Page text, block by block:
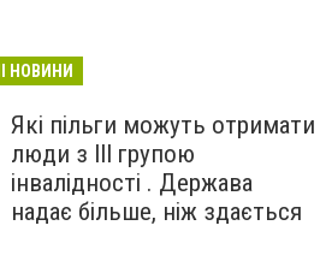
НОВИНИ
Які пільги можуть отримати
люди з III групою
інвалідності . Держава
надає більше, ніж здається